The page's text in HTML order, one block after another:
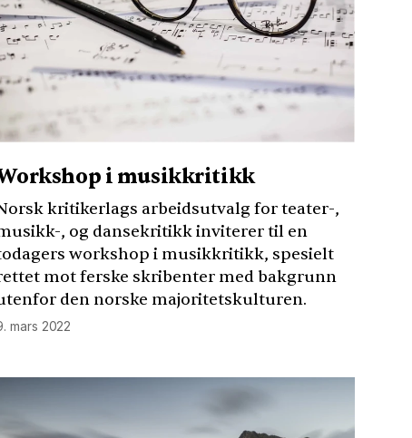
i musikkritikk
kritikerlags arbeidsutvalg for teater-,
, og dansekritikk inviterer til en
workshop i musikkritikk, spesielt
mot ferske skribenter med bakgrunn
den norske majoritetskulturen.
mars 2022